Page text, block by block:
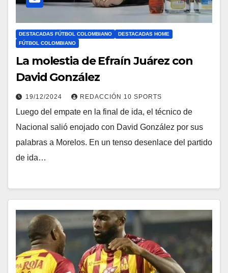
DESTACADAS FÚTBOL COLOMBIANO
DESTACADAS HOME
FÚTBOL COLOMBIANO
La molestia de Efraín Juárez con
David González
19/12/2024 REDACCIÓN 10 SPORTS
Luego del empate en la final de ida, el técnico de
Nacional salió enojado con David González por sus
palabras a Morelos. En un tenso desenlace del partido
de ida…